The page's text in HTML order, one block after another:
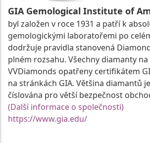
GIA Gemological Institute of
byl založen v roce 1931 a patří k
gemologickými laboratořemi po
dodržuje pravidla stanovená
plném rozsahu. Všechny diamanty
VVDiamonds opatřeny certifikátem
na stránkách GIA. Většina diamantů
číslována pro větší bezpečnost
(Další informace o společnosti)
https://www.gia.edu/